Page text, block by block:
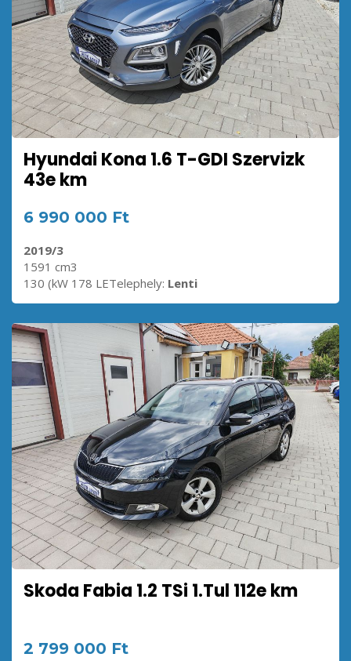
Hyundai Kona 1.6 T-GDI Szervizk
43e km
6 990 000 Ft
2019/3
1591 cm3
130 (kW 178 LETelephely: Lenti
Skoda Fabia 1.2 TSi 1.Tul 112e km
2 799 000 Ft